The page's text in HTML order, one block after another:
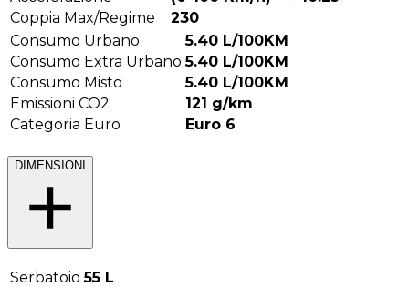
Coppia Max/Regime
230
Consumo Urbano
5.40 L/100KM
Consumo Extra Urbano 5.40 L/100KM
Consumo Misto
5.40 L/100KM
Emissioni CO2
121 g/km
Categoria Euro
Euro 6
DIMENSIONI
Serbatoio 55 L